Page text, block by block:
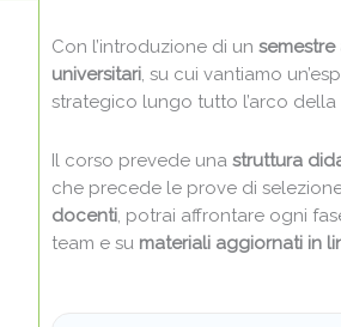
Con l’introduzione di un
universitari, su cui vantiamo
strategico lungo tutto l’arco
Il corso prevede unastruttura
che precede le prove di
docenti, potrai affrontare ogni
team e su materiali aggiornati in